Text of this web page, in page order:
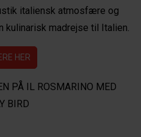
italiensk atmosfære og
kulinarisk madrejse til Italien.
HER
PÅ IL ROSMARINO MED
BIRD